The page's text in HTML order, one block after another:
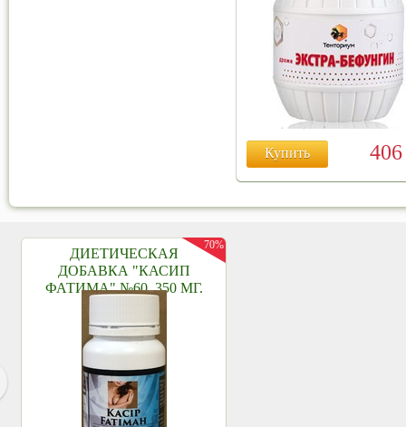
Купить
ДИЕТИЧЕСКАЯ
ДОБАВКА "КАСИП
ФАТИМА" №60, 350 МГ.
70%